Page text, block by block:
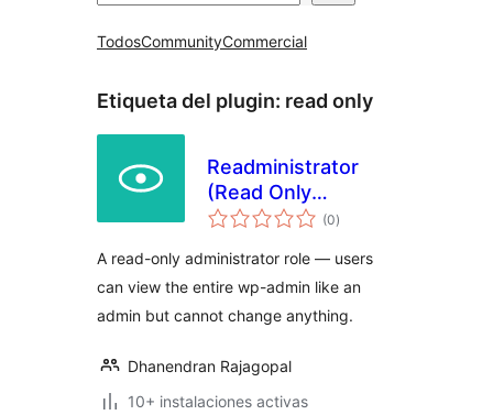
TodosCommunityCommercial
Etiqueta del plugin: read only
Readministrator
(Read Only
Administrator)
(0total
de
)
A read-only administrator role — users
can view the entire wp-admin like an
admin but cannot change anything.
Dhanendran Rajagopal
10+ instalaciones activas